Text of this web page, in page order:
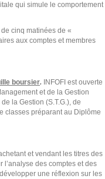
qui simule le comportement
cinq matinées de «
aux comptes et membres
boursier. INFOFI est ouverte
et de la Gestion
la Gestion (S.T.G.), de
classes préparant au Diplôme
et vendant les titres des
l’analyse des comptes et des
une réflexion sur les